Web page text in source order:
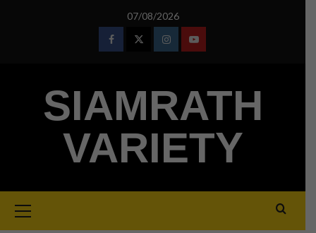
07/08/2026
FacebookTwitterInstagramYoutube
SIAMRATH
VARIETY
Menu